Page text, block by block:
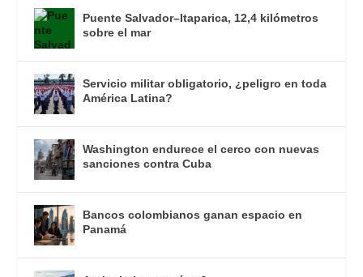
Puente Salvador–Itaparica, 12,4 kilómetros
sobre el mar
Servicio militar obligatorio, ¿peligro en toda
América Latina?
Washington endurece el cerco con nuevas
sanciones contra Cuba
Bancos colombianos ganan espacio en
Panamá